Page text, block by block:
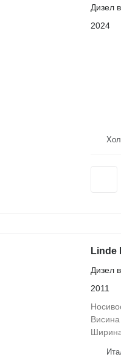
Дизел
2024
Linde
Дизел
2011